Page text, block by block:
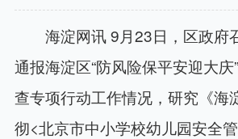
海淀网讯 9月23日，区政府
通报海淀区“防风险保平安迎大
查专项行动工作情况，研究《海
彻<北京市中小学校幼儿园安全管